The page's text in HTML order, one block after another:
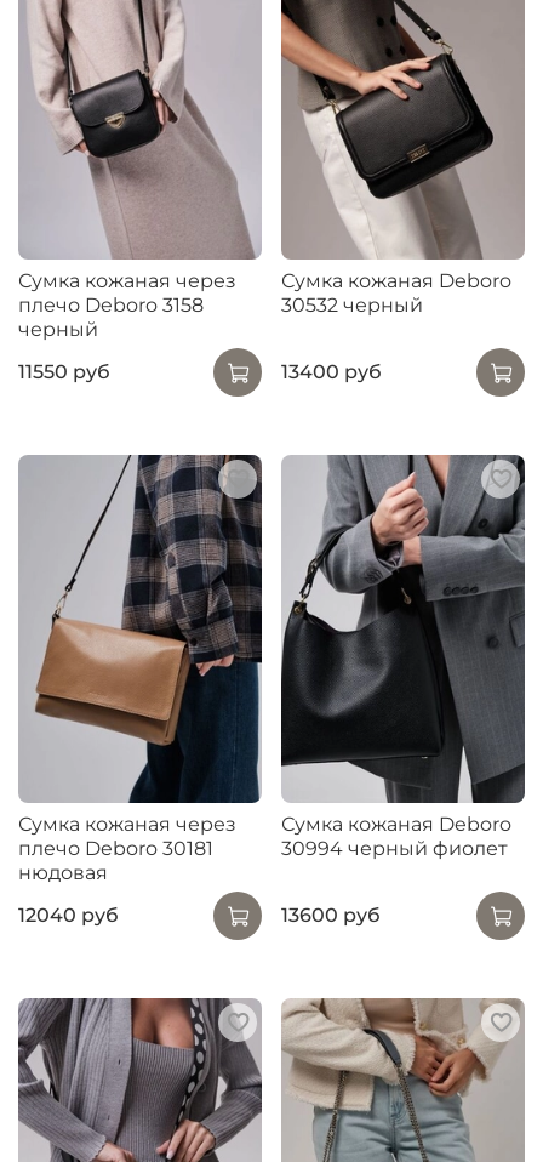
Сумка кожаная через
плечо Deboro 3158
черный
11550 руб
Сумка кожаная Deboro
30532 черный
13400 руб
Сумка кожаная через
плечо Deboro 30181
нюдовая
12040 руб
Сумка кожаная Deboro
30994 черный фиолет
13600 руб